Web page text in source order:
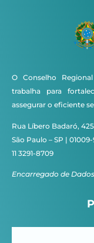
O Conselho
trabalha para
assegurar o eficiente
Rua Líbero Badaró,
São Paulo – SP |
11 3291-8709
Encarregado de